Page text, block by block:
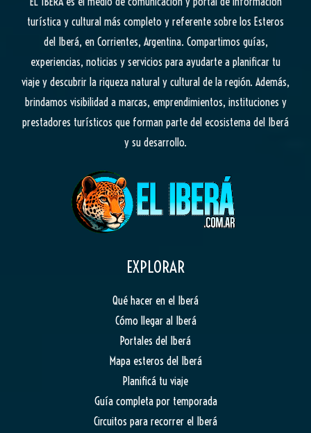
turística y cultural más completo y referente sobre los Esteros
del Iberá, en Corrientes, Argentina. Compartimos guías,
experiencias, noticias y servicios para ayudarte a planificar tu
viaje y descubrir la riqueza natural y cultural de la región. Además,
brindamos visibilidad a marcas, emprendimientos, instituciones y
prestadores turísticos que forman parte del ecosistema del Iberá
y su desarrollo.
EXPLORAR
Qué hacer en el Iberá
Cómo llegar al Iberá
Portales del Iberá
Mapa esteros del Iberá
Planificá tu viaje
Guía completa por temporada
Circuitos para recorrer el Iberá